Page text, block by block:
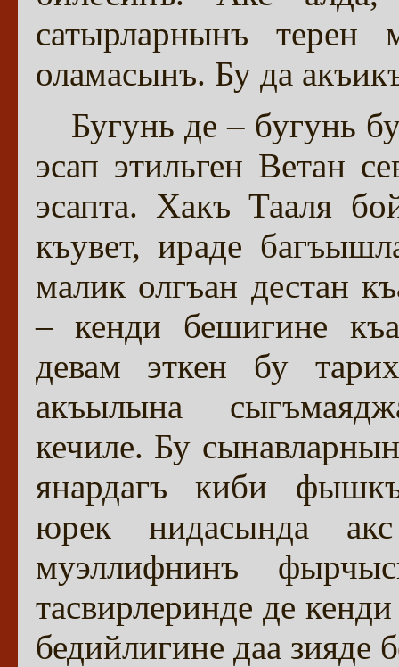
сатырларнынъ
оламасынъ. Бу да
Бугунь де – бугунь
эсап этильген Ветан
эсапта. Хакъ Тааля
къувет, ираде
малик олгъан дестан
– кенди бешигине
девам эткен бу
акъылына
кечиле. Бу
янардагъ киби
юрек нидасында
муэллифнинъ
тасвирлеринде де
бедийлигине даа зияде